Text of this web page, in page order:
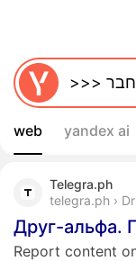
web yandex ai
Telegra.ph
telegra.ph ›
Друг-альфа.
Report content